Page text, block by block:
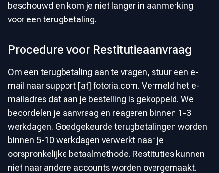
beschouwd en kom je niet langer in aanmerking
voor een terugbetaling.
Procedure voor Restitutieaanvraag
Om een terugbetaling aan te vragen, stuur een e-
mail naar support [at] fotoria.com. Vermeld het e-
mailadres dat aan je bestelling is gekoppeld. We
beoordelen je aanvraag en reageren binnen 1-3
werkdagen. Goedgekeurde terugbetalingen worden
binnen 5-10 werkdagen verwerkt naar je
oorspronkelijke betaalmethode. Restituties kunnen
niet naar andere accounts worden overgemaakt.